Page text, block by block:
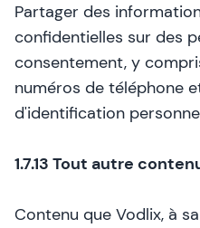
Partager des
confidentielles sur des
consentement, y
numéros de téléphone
d'identification
1.7.13 Tout autre
Contenu que Vodlix, à